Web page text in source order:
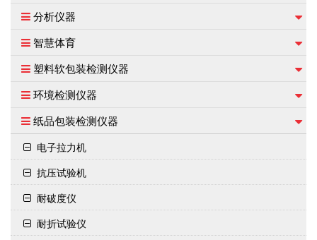
分析仪器
智慧体育
塑料软包装检测仪器
环境检测仪器
纸品包装检测仪器
电子拉力机
抗压试验机
耐破度仪
耐折试验仪